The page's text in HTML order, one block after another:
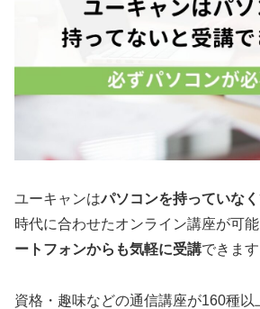
ユーキャンはパソコンを持っていな
時代に合わせたオンライン講座が可能
ートフォンからも気軽に受講できます
資格・趣味などの通信講座が160種以